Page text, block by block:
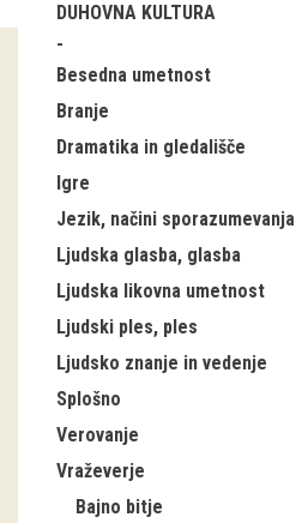
Guided tours
Workshops
Group visits
education
publications
Etnolog
Books
DVD-s
DUHOVNA KULTURA
Besedna umetnost
Branje
Dramatika in gledališče
Igre
Jezik, načini sporazumevanja
Ljudska glasba, glasba
Ljudska likovna umetnost
Ljudski ples, ples
Ljudsko znanje in vedenje
Splošno
Verovanje
Vraževerje
Bajno bitje